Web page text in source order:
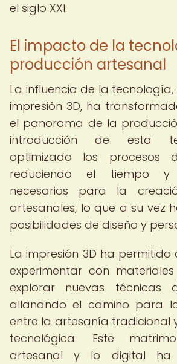
el siglo XXI.
El impacto de la
producción artesanal
La influencia de la
impresión 3D, ha
el panorama de la
introducción de esta
optimizado los procesos
reduciendo el tiempo y
necesarios para la
artesanales, lo que a su vez
posibilidades de diseño y
La impresión 3D ha
experimentar con
explorar nuevas técnicas
allanando el camino para
entre la artesanía tradicional
tecnológica. Este
artesanal y lo digital ha